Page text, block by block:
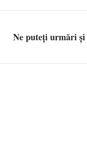
Ne puteți urmări și